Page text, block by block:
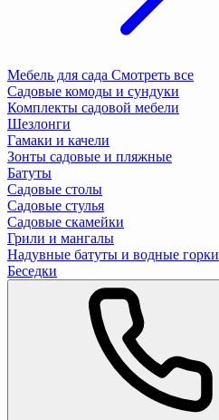
Мебель для сада Смотреть все
Садовые комоды и сундуки
Комплекты садовой мебели
Шезлонги
Гамаки и качели
Зонты садовые и пляжные
Батуты
Садовые столы
Садовые стулья
Садовые скамейки
Грили и мангалы
Надувные батуты и водные горки
Беседки